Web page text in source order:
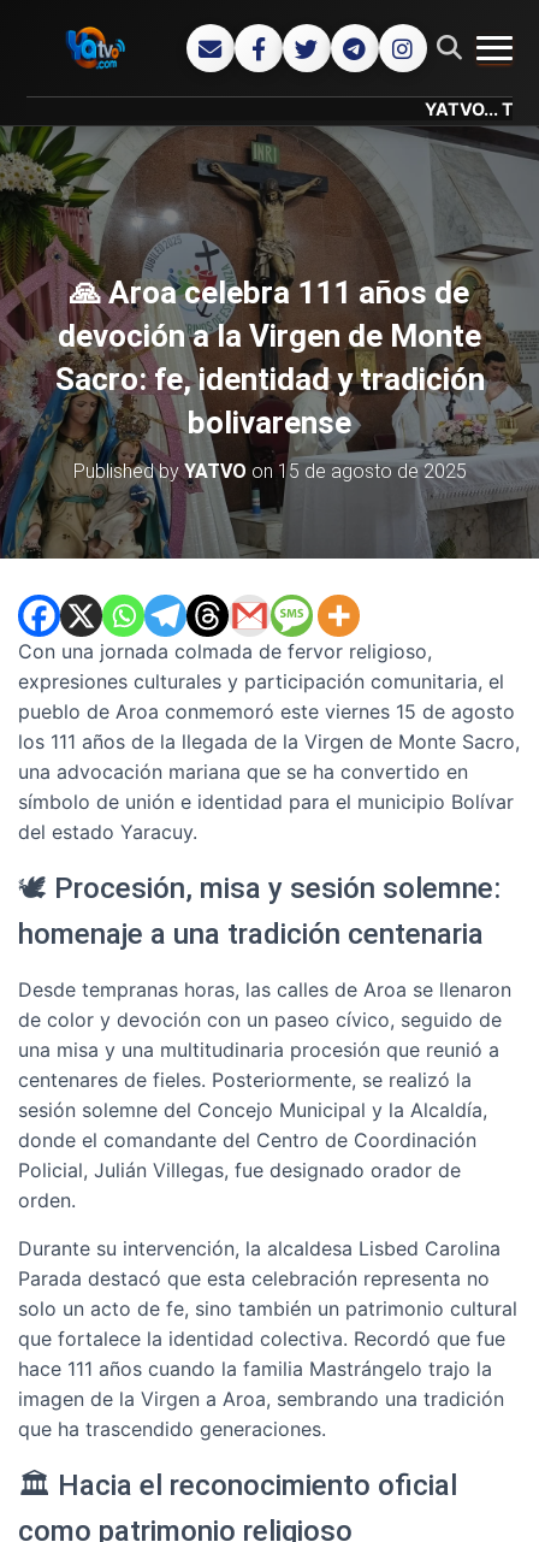
YATVO... Tu Canal
🙏 Aroa celebra 111 años de
devoción a la Virgen de Monte
Sacro: fe, identidad y tradición
bolivarense
Published byYATVO on 15 de agosto de 2025
Con una jornada colmada de fervor religioso,
expresiones culturales y participación comunitaria, el
pueblo de Aroa conmemoró este viernes 15 de agosto
los 111 años de la llegada de la Virgen de Monte Sacro,
una advocación mariana que se ha convertido en
símbolo de unión e identidad para el municipio Bolívar
del estado Yaracuy.
🕊️ Procesión, misa y sesión solemne:
homenaje a una tradición centenaria
Desde tempranas horas, las calles de Aroa se llenaron
de color y devoción con un paseo cívico, seguido de
una misa y una multitudinaria procesión que reunió a
centenares de fieles. Posteriormente, se realizó la
sesión solemne del Concejo Municipal y la Alcaldía,
donde el comandante del Centro de Coordinación
Policial, Julián Villegas, fue designado orador de
orden.
Durante su intervención, la alcaldesa Lisbed Carolina
Parada destacó que esta celebración representa no
solo un acto de fe, sino también un patrimonio cultural
que fortalece la identidad colectiva. Recordó que fue
hace 111 años cuando la familia Mastrángelo trajo la
imagen de la Virgen a Aroa, sembrando una tradición
que ha trascendido generaciones.
🏛️ Hacia el reconocimiento oficial
como patrimonio religioso